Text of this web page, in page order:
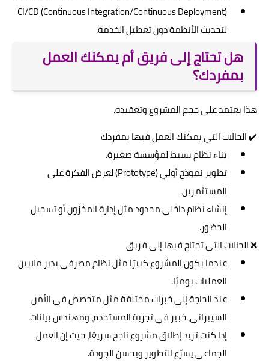
CI/CD (Continuous Integration/Continuous Deployment)
لتحديث الأنظمة دون تعطيل الخدمة.
هل تحتاج إلى فريق أم يمكنك العمل
بمفردك؟
هذا يعتمد على حجم المشروع وتعقيده.
✔️ الحالات التي يمكنك العمل فيها بمفردك
بناء نظام بسيط لمؤسسة صغيرة.
تطوير نموذج أولي (Prototype) لعرض الفكرة على
المستثمرين.
إنشاء نظام داخلي محدود مثل إدارة المخزون أو تسجيل
الحضور.
❌ الحالات التي تحتاج فيها إلى فريق
عندما يكون المشروع كبيرًا مثل نظام مصرفي يدير ملايين
العمليات يوميًا.
عند الحاجة إلى خبرات مختلفة مثل متخصص في الأمن
السيبراني، خبير في تجربة المستخدم، ومهندس بيانات.
إذا كنت تريد إطلاق مشروع ناجح سريعًا، حيث إن العمل
الجماعي يسرّع التطوير ويحسن الجودة.